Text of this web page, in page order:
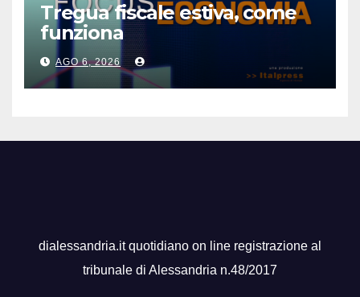
Tregua fiscale estiva, come
funziona
AGO 6, 2026
dialessandria.it quotidiano on line registrazione al
tribunale di Alessandria n.48/2017